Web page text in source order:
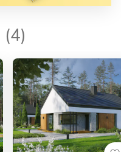
(4)